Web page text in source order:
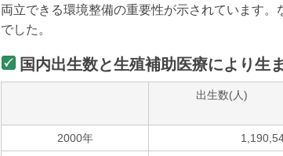
両立できる環境整備の重要性が示されています。
でした。
国内出生数と生殖補助医療により生
出生数(人)
2000年